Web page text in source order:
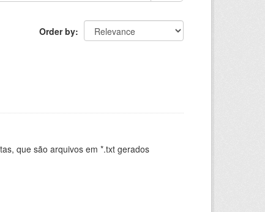
Order by
que são arquivos em *.txt gerados